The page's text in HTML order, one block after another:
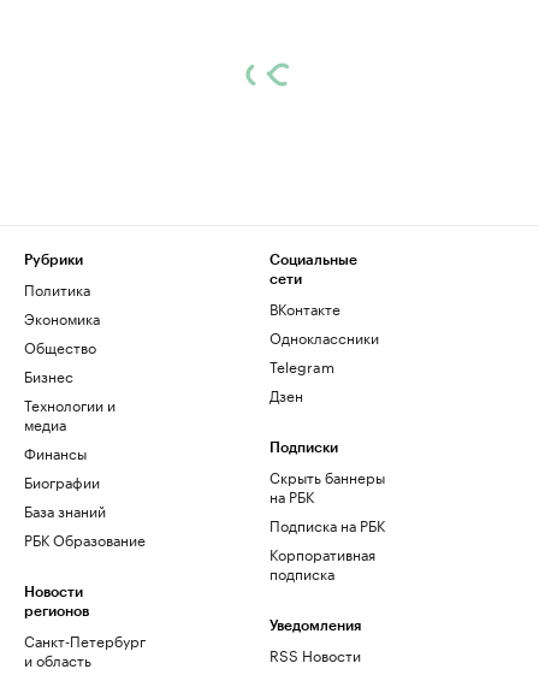
Рубрики
Политика
Экономика
Общество
Бизнес
Технологии и
медиа
Финансы
Биографии
База знаний
РБК Образование
Новости
регионов
Санкт-Петербург
и область
Социальные
сети
ВКонтакте
Одноклассники
Telegram
Дзен
Подписки
Скрыть баннеры
на РБК
Подписка на РБК
Корпоративная
подписка
Уведомления
RSS Новости